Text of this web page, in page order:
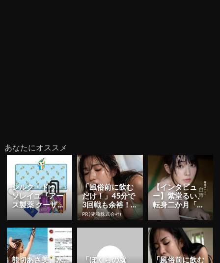
あなたにオススメ
シルク・ドゥ・
ソレイユ『アー
ス製薬 クーザ』
東京公演の日程
＆チケット情報
解禁！日...
「風俗前に飲む
だけ！」45分で
3回戦も余裕！9
80円で朝まで絶
好調
PR(健商株式会社)
【インタビュ
ー】紫堂るい、
転身二か月「も
っと知っていた
だくことを目標
に」 初ヘア...
熊切あさ美、水 「ぼくらの就 「風俗前に飲む